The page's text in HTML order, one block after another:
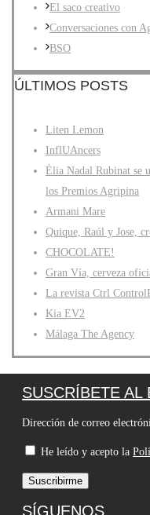
El saco creativo
Conversaciones con
BSO
ÚLTIMOS POSTS
Liten Lemon
InflUAncers
Èlia Nadal Rubinat se
los Premios Agripina
Armani Mare
Quique, Raúl y Jose,
CHOCOLATE!
Gran Vía, cerveza
La revista Ctrl
Kia EV2
Málaga The Agency
SUSCRÍBETE AL
Dirección de correo
He leído y acepto la
SÍGUENOS